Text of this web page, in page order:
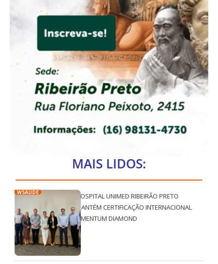
MAIS LIDOS:
WSAÚDE
HOSPITAL UNIMED RIBEIRÃO PRETO
MANTÉM CERTIFICAÇÃO INTERNACIONAL
QMENTUM DIAMOND